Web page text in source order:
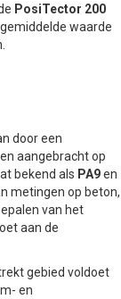
PosiTector 200
waarde
door een
aangebracht op
bekend als PA9en
metingen op beton,
van het
aan de
gebied voldoet
en